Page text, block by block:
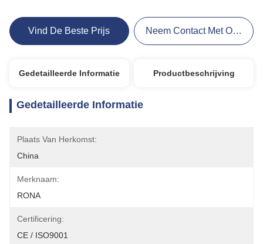
Vind De Beste Prijs Neem Contact Met Ons Op
Gedetailleerde Informatie Productbeschrijving
Gedetailleerde Informatie
Plaats Van Herkomst:
China
Merknaam:
RONA
Certificering:
CE / ISO9001